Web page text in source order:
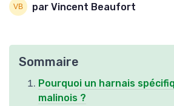
par Vincent Beaufort
Sommaire
Pourquoi un harnais
malinois ?